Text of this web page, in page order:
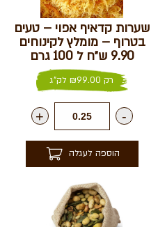
שערות קדאיף אפוי – טעים
בטרוף – מומלץ לקינוחים
9.90 ש״ח ל 100 גרם
רק ₪99.00 לק"ג
-
+
הוספה לעגלה